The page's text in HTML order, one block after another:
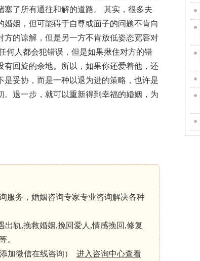
了所有通往和解的道路。
其实，很多夫
姻，但可能碍于自尊或面子的问题不肯向
的谅解，但是另一方不肯放低姿态宽容对
何人都会犯错误，但是如果揪住对方的错
回旋的余地。所以，如果你还爱着他，还
妥协，而是一种以退为进的策略，也许是
退一步，就可以重新得到幸福的婚姻，为
服务，婚姻咨询专家专业咨询解决各种
轨,挽救婚姻,挽回爱人,情感挽回,修复
。
添加微信在线咨询） 进入咨询中心查看